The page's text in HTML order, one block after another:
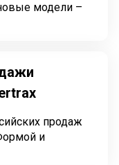
модели –
продаж
и